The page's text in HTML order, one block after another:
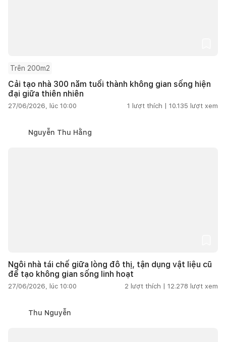
Trên 200m2
Cải tạo nhà 300 năm tuổi thành không gian sống hiện
đại giữa thiên nhiên
27/06/2026, lúc 10:00 1 lượt thích | 10.135 lượt xem
Nguyễn Thu Hằng
Ngôi nhà tái chế giữa lòng đô thị, tận dụng vật liệu cũ
để tạo không gian sống linh hoạt
27/06/2026, lúc 10:00 2 lượt thích | 12.278 lượt xem
Thu Nguyễn